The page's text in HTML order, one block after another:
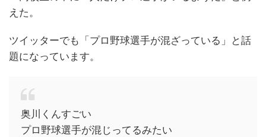
えた。
ツイッターでも「プロ野球選手が混ざっている」と話
題になっています。
奥川くんすごい
プロ野球選手が混じってるみたい